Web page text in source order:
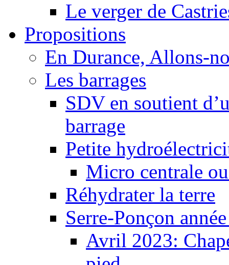
Le verger de
Propositions
En Durance, Allons-
Les barrages
SDV en soutient
barrage
Petite
Micro centrale
Réhydrater la terre
Serre-Ponçon
Avril 2023: